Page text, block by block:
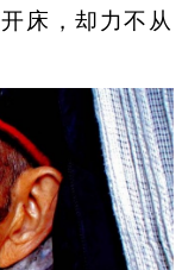
床，却力不从